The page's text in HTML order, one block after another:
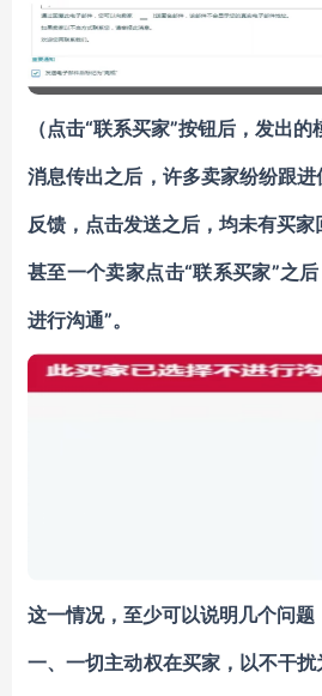
（点击“联系买家”按钮后，发出的
消息传出之后，许多卖家纷纷跟
反馈，点击发送之后，均未有买家
甚至一个卖家点击“联系买家”之
进行沟通”。
这一情况，至少可以说明几个问题
一、一切主动权在买家，以不干扰